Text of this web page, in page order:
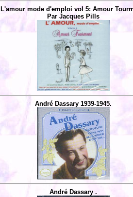
L'amour mode d'emploi vol 5: Amour
Par Jacques Pills
André Dassary 1939-1945.
André Dassary .